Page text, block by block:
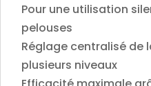
Pour une utilisation
pelouses
Réglage centralisé de
plusieurs niveaux